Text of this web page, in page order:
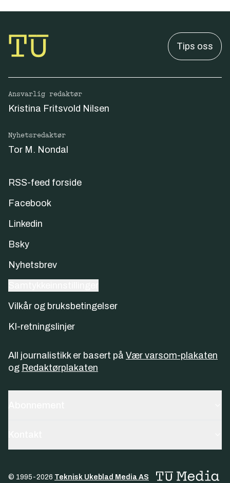
Tips oss
Ansvarlig redaktør
Kristina Fritsvold Nilsen
Nyhetsredaktør
Tor M. Nondal
RSS-feed forside
Facebook
Linkedin
Bsky
Nyhetsbrev
Vilkår og bruksbetingelser
KI-retningslinjer
All journalistikk er basert på Vær varsom-plakaten
og Redaktørplakaten
© 1995-2026 Teknisk Ukeblad Media AS